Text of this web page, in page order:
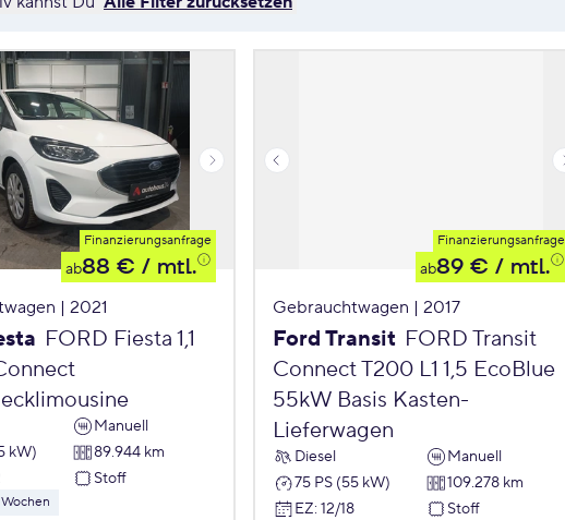
Finanzierungsanfrage
ab88 € / mtl.
| 2021
FORD Fiesta 1,1
Manuell
kW)
89.944 km
Stoff
Finanzierungsanfrage
ab89 € / mtl.
Gebrauchtwagen | 2017
Ford Transit FORD Transit
Connect T200 L1 1,5 EcoBlue
55kW Basis Kasten-
Lieferwagen
Diesel
Manuell
75 PS (55 kW)
109.278 km
EZ: 12/18 Stoff